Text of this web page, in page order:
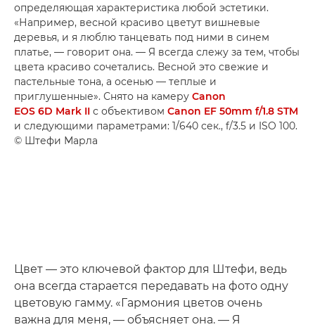
определяющая характеристика любой эстетики.
«Например, весной красиво цветут вишневые
деревья, и я люблю танцевать под ними в синем
платье, — говорит она. — Я всегда слежу за тем, чтобы
цвета красиво сочетались. Весной это свежие и
пастельные тона, а осенью — теплые и
приглушенные». Снято на камеру Canon
EOS 6D Mark II с объективом Canon EF 50mm f/1.8 STM
и следующими параметрами: 1/640 сек., f/3.5 и ISO 100.
© Штефи Марла
Цвет — это ключевой фактор для Штефи, ведь
она всегда старается передавать на фото одну
цветовую гамму. «Гармония цветов очень
важна для меня, — объясняет она. — Я